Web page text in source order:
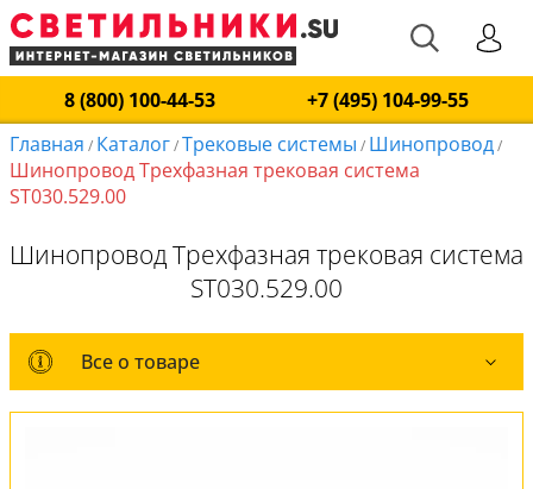
8 (800) 100-44-53
+7 (495) 104-99-55
Главная / Каталог/Трековые системы / Шинопровод/
Шинопровод Трехфазная трековая система
ST030.529.00
Шинопровод Трехфазная трековая система
ST030.529.00
Все о товаре
Все о товаре